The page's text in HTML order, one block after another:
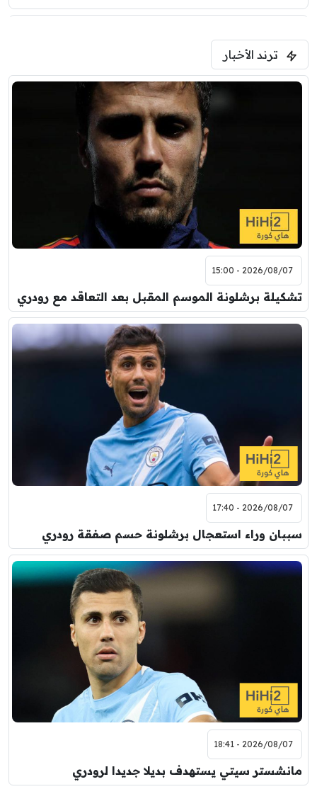
فرينتسفاروشي
7:00 م
مباراة ودية
اودينيزي
8:00 م
مباراة ودية
ترند الأخبار
2026/08/07 - 15:00
تشكيلة برشلونة الموسم المقبل بعد التعاقد مع رودري
2026/08/07 - 17:40
سببان وراء استعجال برشلونة حسم صفقة رودري
2026/08/07 - 18:41
مانشستر سيتي يستهدف بديلا جديدا لرودري